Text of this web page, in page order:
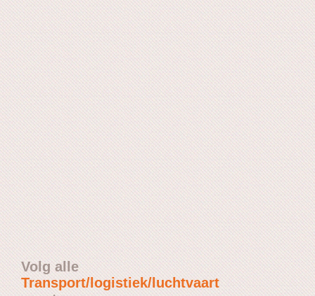
Volg alle
Transport/logistiek/luchtvaart